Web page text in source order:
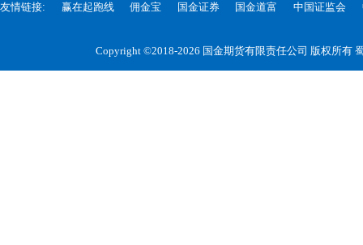
友情链接: 赢在起跑线 佣金宝 国金证券 国金道富 中国证监会
Copyright ©2018-2026 国金期货有限责任公司 版权所有